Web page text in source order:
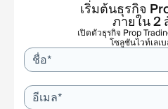
เริ่มต้นธุรกิจ
ภายใน 2
เปิดตัวธุรกิจ Prop
โซลูชันไวท์เลเ
ชื่อ*
อีเมล*